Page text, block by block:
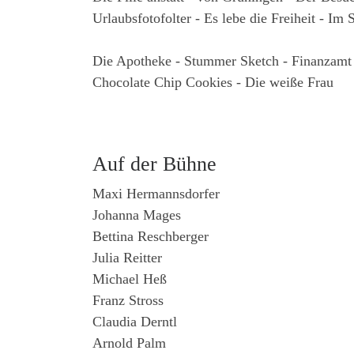
Urlaubsfotofolter - Es lebe die Freiheit - Im
Die Apotheke - Stummer Sketch - Finanzamt
Chocolate Chip Cookies - Die weiße Frau
Auf der Bühne
Maxi Hermannsdorfer
Johanna Mages
Bettina Reschberger
Julia Reitter
Michael Heß
Franz Stross
Claudia Derntl
Arnold Palm